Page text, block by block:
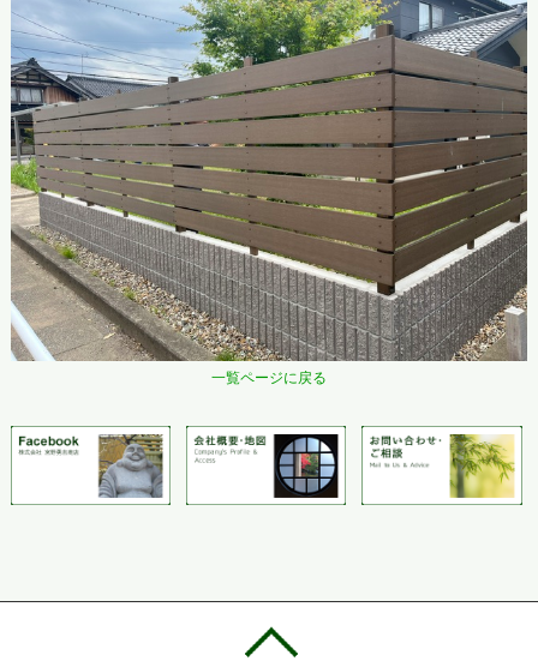
一覧ページに戻る